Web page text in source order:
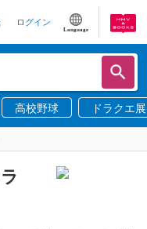
ログイン
Language
高校野球 ドラクエ展